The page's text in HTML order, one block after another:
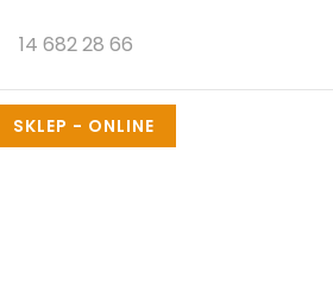
14 682 28 66
SKLEP - ONLINE